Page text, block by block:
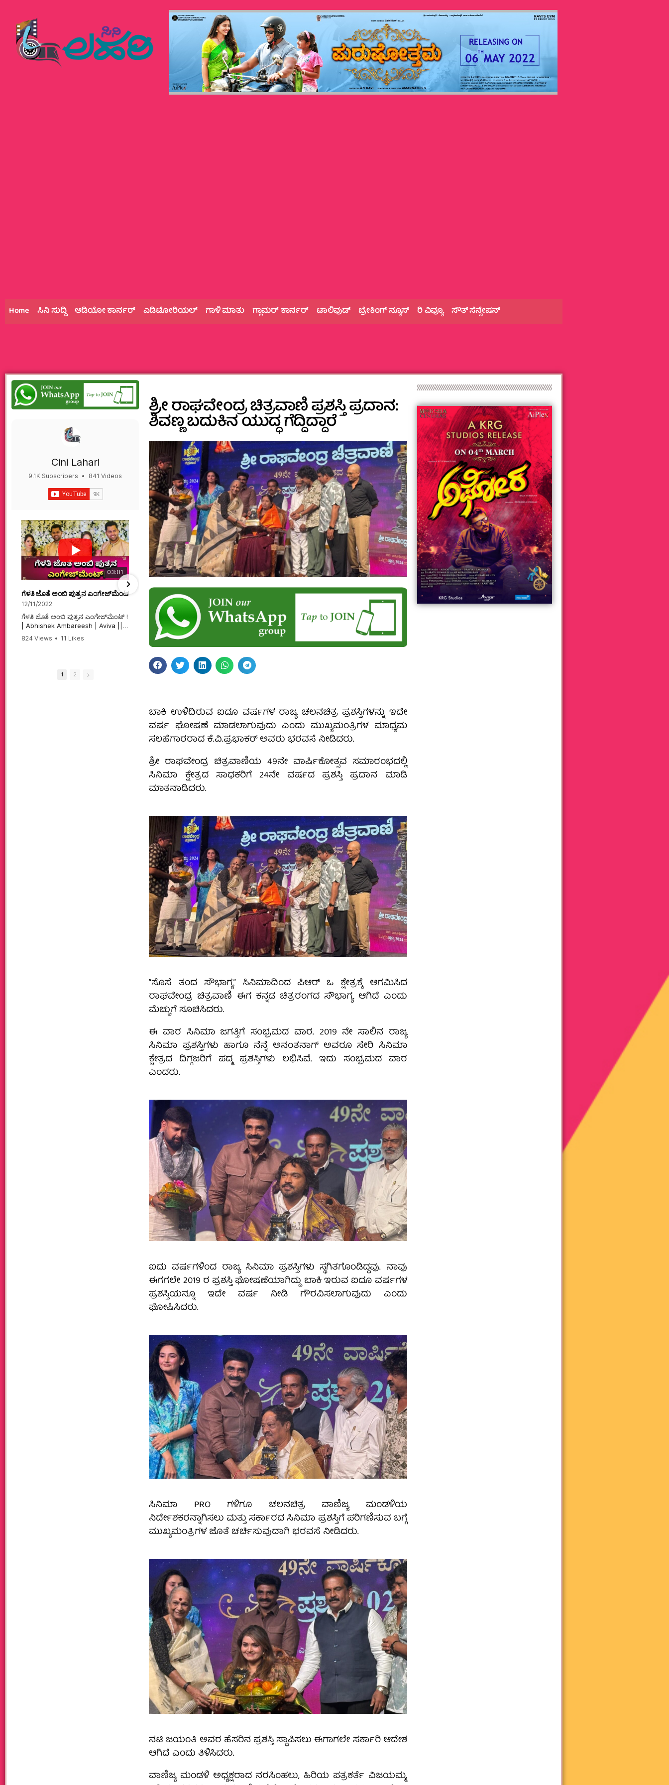
Home ಸಿನಿ ಸುದ್ದಿ ಆಡಿಯೋ ಕಾರ್ನರ್ ಎಡಿಟೋರಿಯಲ್ ಗಾಳಿ ಮಾತು ಗ್ಲಾಮರ್‌ ಕಾರ್ನರ್ ಟಾಲಿವುಡ್ ಬ್ರೇಕಿಂಗ್‌ ನ್ಯೂಸ್ ರಿ ವಿವ್ಯೂ ಸೌತ್‌ ಸೆನ್ಸೇಷನ್
Cini Lahari
9.1K Subscribers •
841 Videos
03:01
ಗೆಳತಿ ಜೊತೆ ಅಂಬಿ ಪುತ್ರನ ಎಂಗೇಜ್‌ಮೆಂಟ್ ! | Abhishek Ambareesh | Aviva ||
12/11/2022
ಗೆಳತಿ ಜೊತೆ ಅಂಬಿ ಪುತ್ರನ ಎಂಗೇಜ್‌ಮೆಂಟ್ !
| Abhishek Ambareesh | Aviva ||
824 Views • 11 Likes
06:23
ಮಗನಿಗಾಗಿಯೇ ಸಿನಿಮಾ ಮಾಡಿದ ಮಹಾತಾಯಿ! | Karnataka ||
12/6/2022
ಮಗನಿಗಾಗಿಯೇ ಸಿನಿಮಾ ಮಾಡಿದ
ಮಹಾತಾಯಿ! | Karnataka ||
#karnataka #kannadamovies
74 Views • 2 Likes
1 2
ಶ್ರೀ ರಾಘವೇಂದ್ರ ಚಿತ್ರವಾಣಿ ಪ್ರಶಸ್ತಿ ಪ್ರದಾನ:
ಶಿವಣ್ಣ ಬದುಕಿನ ಯುದ್ಧ ಗೆದ್ದಿದ್ದಾರೆ
ಬಾಕಿ ಉಳಿದಿರುವ ಐದೂ ವರ್ಷಗಳ ರಾಜ್ಯ ಚಲನಚಿತ್ರ ಪ್ರಶಸ್ತಿಗಳನ್ನು ಇದೇ
ವರ್ಷ ಘೋಷಣೆ ಮಾಡಲಾಗುವುದು ಎಂದು ಮುಖ್ಯಮಂತ್ರಿಗಳ ಮಾಧ್ಯಮ
ಸಲಹೆಗಾರರಾದ ಕೆ.ವಿ.ಪ್ರಭಾಕರ್ ಅವರು ಭರವಸೆ ನೀಡಿದರು.
ಶ್ರೀ ರಾಘವೇಂದ್ರ ಚಿತ್ರವಾಣಿಯ 49ನೇ ವಾರ್ಷಿಕೋತ್ಸವ ಸಮಾರಂಭದಲ್ಲಿ
ಸಿನಿಮಾ ಕ್ಷೇತ್ರದ ಸಾಧಕರಿಗೆ 24ನೇ ವರ್ಷದ ಪ್ರಶಸ್ತಿ ಪ್ರದಾನ ಮಾಡಿ
ಮಾತನಾಡಿದರು.‌
“ಸೊಸೆ ತಂದ ಸೌಭಾಗ್ಯ” ಸಿನಿಮಾದಿಂದ ಪಿಆರ್ ಒ ಕ್ಷೇತ್ರಕ್ಕೆ ಆಗಮಿಸಿದ
ರಾಘವೇಂದ್ರ ಚಿತ್ರವಾಣಿ ಈಗ ಕನ್ನಡ ಚಿತ್ರರಂಗದ ಸೌಭಾಗ್ಯ ಆಗಿದೆ ಎಂದು
ಮೆಚ್ಚುಗೆ ಸೂಚಿಸಿದರು.
ಈ ವಾರ ಸಿನಿಮಾ ಜಗತ್ತಿಗೆ ಸಂಭ್ರಮದ ವಾರ. 2019 ನೇ ಸಾಲಿನ ರಾಜ್ಯ
ಸಿನಿಮಾ ಪ್ರಶಸ್ತಿಗಳು ಹಾಗೂ ನೆನ್ನೆ ಅನಂತನಾಗ್ ಅವರೂ ಸೇರಿ ಸಿನಿಮಾ
ಕ್ಷೇತ್ರದ ದಿಗ್ಗಜರಿಗೆ ಪದ್ಮ‌ ಪ್ರಶಸ್ತಿಗಳು ಲಭಿಸಿವೆ. ಇದು ಸಂಭ್ರಮದ ವಾರ
ಎಂದರು.
ಐದು ವರ್ಷಗಳಿಂದ ರಾಜ್ಯ ಸಿನಿಮಾ ಪ್ರಶಸ್ತಿಗಳು ಸ್ಥಗಿತಗೊಂಡಿದ್ದವು. ನಾವು
ಈಗಗಲೇ 2019 ರ ಪ್ರಶಸ್ತಿ ಘೋಷಣೆಯಾಗಿದ್ದು ಬಾಕಿ ಇರುವ ಐದೂ ವರ್ಷಗಳ
ಪ್ರಶಸ್ತಿಯನ್ನೂ ಇದೇ ವರ್ಷ ನೀಡಿ ಗೌರವಿಸಲಾಗುವುದು ಎಂದು
ಘೋಷಿಸಿದರು.
ಸಿನಿಮಾ PRO ಗಳಿಗೂ ಚಲನಚಿತ್ರ ವಾಣಿಜ್ಯ ಮಂಡಳಿಯ
ನಿರ್ದೇಶಕರನ್ನಾಗಿಸಲು ಮತ್ತು ಸರ್ಕಾರದ ಸಿನಿಮಾ ಪ್ರಶಸ್ತಿಗೆ ಪರಿಗಣಿಸುವ ಬಗ್ಗೆ
ಮುಖ್ಯಮಂತ್ರಿಗಳ ಜೊತೆ ಚರ್ಚಿಸುವುದಾಗಿ ಭರವಸೆ ನೀಡಿದರು.
ನಟಿ ಜಯಂತಿ ಅವರ ಹೆಸರಿನ ಪ್ರಶಸ್ತಿ ಸ್ಥಾಪಿಸಲು ಈಗಾಗಲೇ ಸರ್ಕಾರಿ ಆದೇಶ
ಆಗಿದೆ ಎಂದು ತಿಳಿಸಿದರು.
ವಾಣಿಜ್ಯ ಮಂಡಳಿ ಅಧ್ಯಕ್ಷರಾದ ನರಸಿಂಹಲು, ಹಿರಿಯ ಪತ್ರಕರ್ತೆ ವಿಜಯಮ್ಮ,